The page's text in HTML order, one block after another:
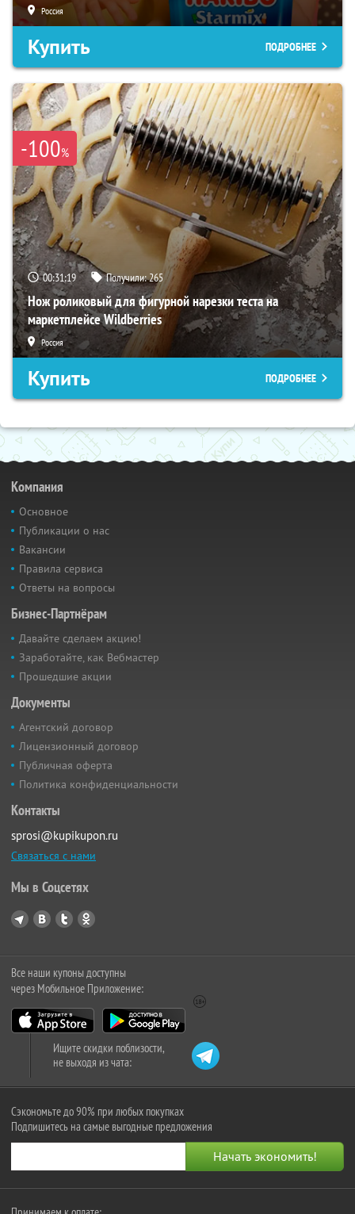
Россия
Купить ПОДРОБНЕЕ
-100%
00:31:18 Получили:265
Нож роликовый для фигурной нарезки теста на
маркетплейсе Wildberries
Россия
Купить ПОДРОБНЕЕ
Компания
Основное
Публикации о нас
Вакансии
Правила сервиса
Ответы на вопросы
Бизнес-Партнёрам
Давайте сделаем акцию!
Заработайте, как Вебмастер
Прошедшие акции
Документы
Агентский договор
Лицензионный договор
Публичная оферта
Политика конфиденциальности
Контакты
sprosi@kupikupon.ru
Связаться с нами
Мы в Соцсетях
Все наши купоны доступны
через Мобильное Приложение:
Ищите скидки поблизости,
не выходя из чата:
Сэкономьте до 90% при любых покупках
Подпишитесь на самые выгодные предложения